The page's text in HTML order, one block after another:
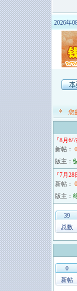
2026年
您
『8月6/
新帖： 0
版主：
『7月28
新帖： 0
版主：
39
总数
0
新帖